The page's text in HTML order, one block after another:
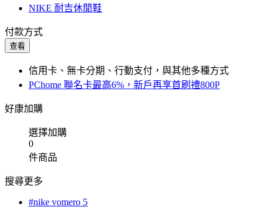
NIKE 耐吉休閒鞋
付款方式
查看
信用卡、無卡分期、行動支付，與其他多種方式
PChome 聯名卡最高6%，新戶再享首刷禮800P
好康加購
選擇加購
0
件商品
搜尋更多
#nike vomero 5